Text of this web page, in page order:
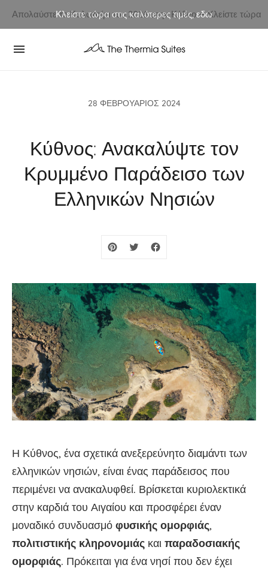
Απολαύστε το Καλοκαίρι του 2026 στην Κύθνο ⭢ Κλείστε τώρα
Κλείστε τώρα στις καλύτερες τιμές, εδώ
28 ΦΕΒΡΟΥΆΡΙΟΣ 2024
Κύθνος: Ανακαλύψτε τον
Κρυμμένο Παράδεισο των
Ελληνικών Νησιών
Η Κύθνος, ένα σχετικά ανεξερεύνητο διαμάντι των
ελληνικών νησιών, είναι ένας παράδεισος που
περιμένει να ανακαλυφθεί. Βρίσκεται κυριολεκτικά
στην καρδιά του Αιγαίου και προσφέρει έναν
μοναδικό συνδυασμό φυσικής ομορφιάς,
πολιτιστικής κληρονομιάς και παραδοσιακής
ομορφιάς. Πρόκειται για ένα νησί που δεν έχει